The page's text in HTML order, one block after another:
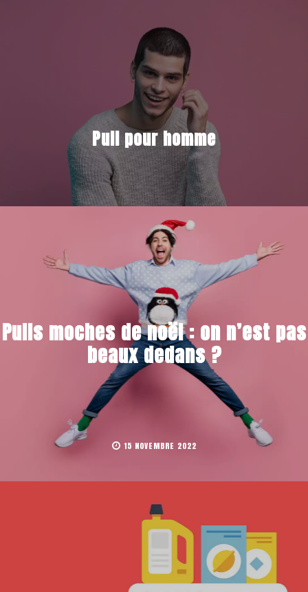
Pull pour homme
Pulls moches de noël : on n’est pas
beaux dedans ?
15 NOVEMBRE 2022